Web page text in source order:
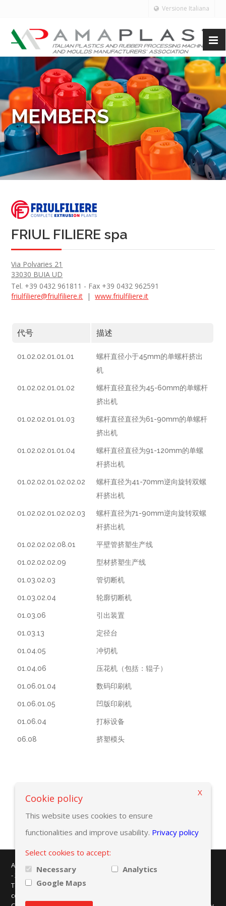
Versione Italiana
MEMBERS
FRIUL FILIERE spa
Via Polvaries 21
33030 BUIA UD
Tel. +39 0432 961811 - Fax +39 0432 962591
friulfiliere@friulfiliere.it |www.friulfiliere.it
代号 描述
01.02.02.01.01.01
螺杆直径小于45mm的单螺杆挤出
机
01.02.02.01.01.02
螺杆直径直径为45-60mm的单螺杆
挤出机
01.02.02.01.01.03
螺杆直径直径为61-90mm的单螺杆
挤出机
01.02.02.01.01.04
螺杆直径直径为91-120mm的单螺
杆挤出机
01.02.02.01.02.02.02
螺杆直径为41-70mm逆向旋转双螺
杆挤出机
01.02.02.01.02.02.03
螺杆直径为71-90mm逆向旋转双螺
杆挤出机
01.02.02.02.08.01 平壁管挤塑生产线
01.02.02.02.09 型材挤塑生产线
01.03.02.03 管切断机
01.03.02.04 轮廓切断机
01.03.06 引出装置
01.03.13 定径台
01.04.05 冲切机
01.04.06 压花机（包括：辊子）
01.06.01.04 数码印刷机
01.06.01.05 凹版印刷机
01.06.04 打标设备
06.08 挤塑模头
AMAPLAST - Centro Direzionale Milanofiori - Strada 1 - Palazzo F/3
- 20057 Assago (MI)
Tel. +39 02 8228371 - e-mail:
codice fiscale: 80134430158 - PEC:
Cookie policy
This website uses cookies to ensure
functionalities and improve usability. Privacy policy
Select cookies to accept:
Necessary
Analytics
Google Maps
X